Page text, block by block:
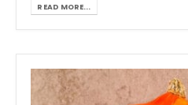
READ MORE...